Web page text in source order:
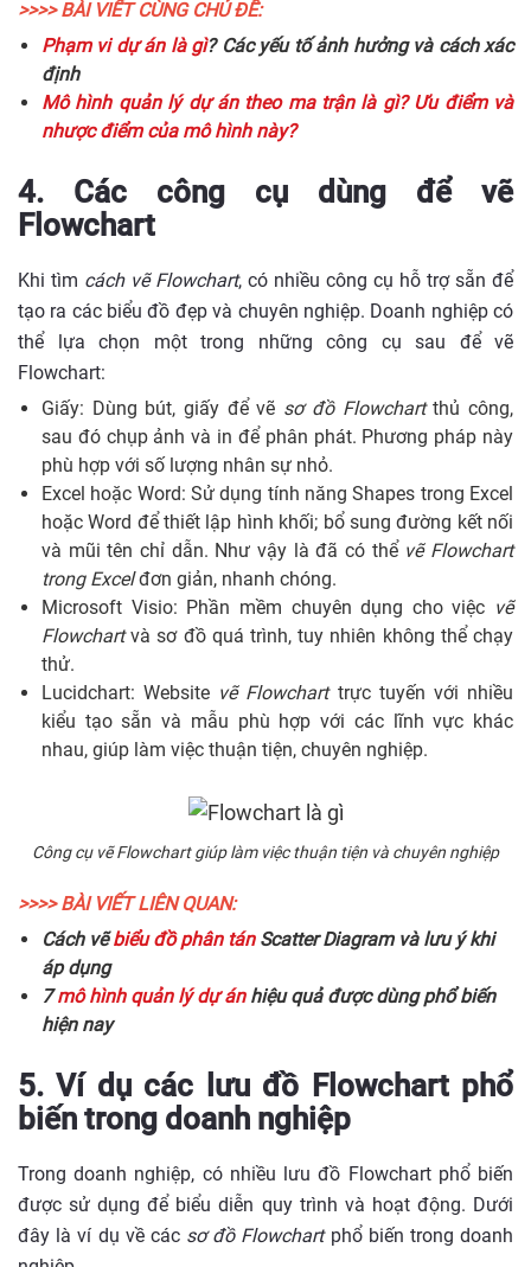
>>>> BÀI VIẾT CÙNG CHỦ ĐỀ:
Phạm vi dự án là gì? Các yếu tố ảnh hưởng và cách xác
định
Mô hình quản lý dự án theo ma trận là gì? Ưu điểm và
nhược điểm của mô hình này?
4. Các công cụ dùng để vẽ
Flowchart
Khi tìm cách vẽ Flowchart, có nhiều công cụ hỗ trợ sẵn để
tạo ra các biểu đồ đẹp và chuyên nghiệp. Doanh nghiệp có
thể lựa chọn một trong những công cụ sau để vẽ
Flowchart:
Giấy: Dùng bút, giấy để vẽ sơ đồ Flowchartthủ công,
sau đó chụp ảnh và in để phân phát. Phương pháp này
phù hợp với số lượng nhân sự nhỏ.
Excel hoặc Word: Sử dụng tính năng Shapes trong Excel
hoặc Word để thiết lập hình khối; bổ sung đường kết nối
và mũi tên chỉ dẫn. Như vậy là đã có thể vẽ Flowchart
trong Excelđơn giản, nhanh chóng.
Microsoft Visio: Phần mềm chuyên dụng cho việc vẽ
Flowchartvà sơ đồ quá trình, tuy nhiên không thể chạy
thử.
Lucidchart: Website vẽ Flowcharttrực tuyến với nhiều
kiểu tạo sẵn và mẫu phù hợp với các lĩnh vực khác
nhau, giúp làm việc thuận tiện, chuyên nghiệp.
Công cụ vẽ Flowchart giúp làm việc thuận tiện và chuyên nghiệp
>>>> BÀI VIẾT LIÊN QUAN:
Cách vẽbiểu đồ phân tánScatter Diagram và lưu ý khi
áp dụng
7mô hình quản lý dự ánhiệu quả được dùng phổ biến
hiện nay
5. Ví dụ các lưu đồ Flowchart phổ
biến trong doanh nghiệp
Trong doanh nghiệp, có nhiều lưu đồ Flowchart phổ biến
được sử dụng để biểu diễn quy trình và hoạt động. Dưới
đây là ví dụ về các sơ đồ Flowchart phổ biến trong doanh